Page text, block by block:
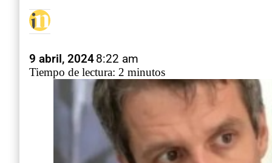
9 abril, 20248:22 am
Tiempo de lectura: 2 minutos